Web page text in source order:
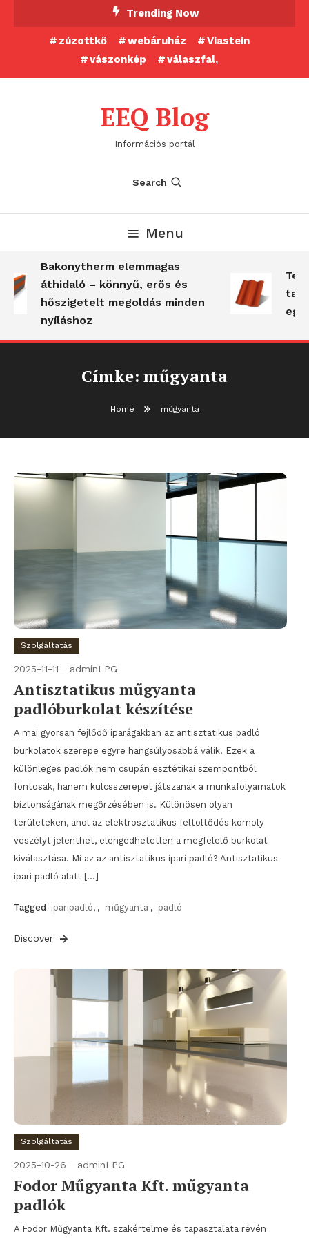
Trending Now
zúzottkő webáruház
Viastein
vászonkép
válaszfal,
EEQ Blog
Információs portál
Search
Menu
Bakonytherm elemmagas
áthidaló – könnyű, erős és
hőszigetelt megoldás minden
nyíláshoz
Címke: műgyanta
Home műgyanta
Szolgáltatás
2025-11-11 adminLPG
Antisztatikus műgyanta
padlóburkolat készítése
A mai gyorsan fejlődő iparágakban az antisztatikus padló
burkolatok szerepe egyre hangsúlyosabbá válik. Ezek a
különleges padlók nem csupán esztétikai szempontból
fontosak, hanem kulcsszerepet játszanak a munkafolyamatok
biztonságának megőrzésében is. Különösen olyan
területeken, ahol az elektrosztatikus feltöltődés komoly
veszélyt jelenthet, elengedhetetlen a megfelelő burkolat
kiválasztása. Mi az az antisztatikus ipari padló? Antisztatikus
ipari padló alatt […]
Tagged iparipadló, , műgyanta , padló
Discover
Szolgáltatás
2025-10-26 adminLPG
Fodor Műgyanta Kft. műgyanta
padlók
A Fodor Műgyanta Kft. szakértelme és tapasztalata révén